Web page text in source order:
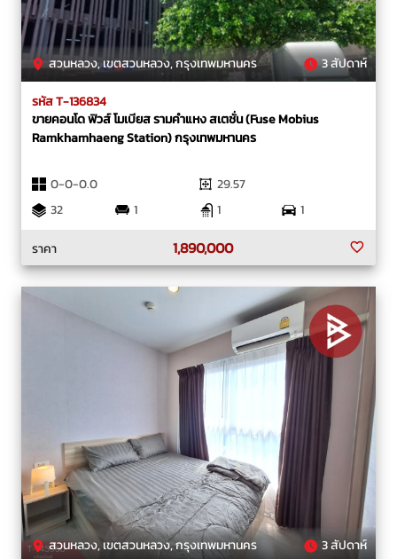
สวนหลวง, เขตสวนหลวง, กรุงเทพมหานคร 3 สัปดาห์
รหัส T-136834
ขายคอนโด ฟิวส์ โมเบียส รามคำแหง สเตชั่น (Fuse Mobius
Ramkhamhaeng Station) กรุงเทพมหานคร
0-0-0.0
29.57
32
1 1
1
ราคา
1,890,000
สวนหลวง, เขตสวนหลวง, กรุงเทพมหานคร 3 สัปดาห์